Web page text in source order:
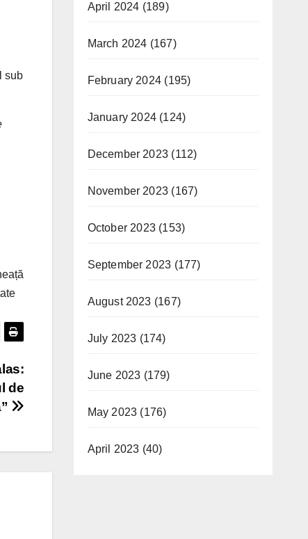
sub
de
April 2024 (189)
March 2024 (167)
February 2024 (195)
January 2024(124)
December 2023 (112)
November 2023 (167)
October 2023(153)
September 2023 (177)
August 2023 (167)
July 2023 (174)
June 2023 (179)
May 2023 (176)
April 2023 (40)